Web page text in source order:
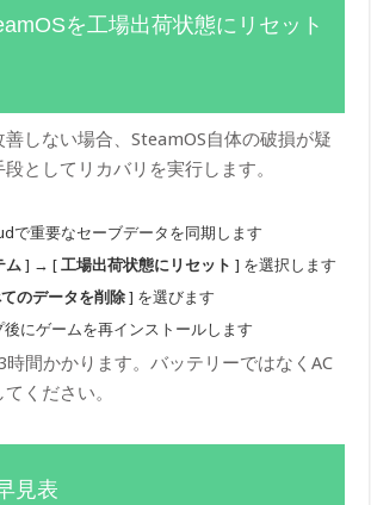
を工場出荷状態にリセット
しない場合、SteamOS自体の破損が疑
としてリカバリを実行します。
で重要なセーブデータを同期します
ム ] → [工場出荷状態にリセット ] を選択します
のデータを削除 ] を選びます
にゲームを再インストールします
時間かかります。バッテリーではなくAC
ください。
見表